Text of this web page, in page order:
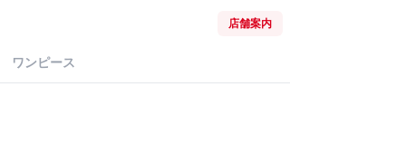
店舗案内
ワンピース